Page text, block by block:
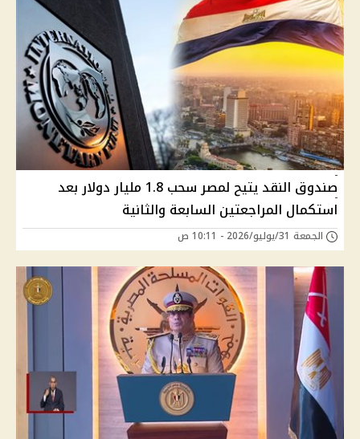
صندوق النقد يتيح لمصر سحب 1.8 مليار دولار بعد
استكمال المراجعتين السابعة والثانية
الجمعة 31/يوليو/2026 - 10:11 ص